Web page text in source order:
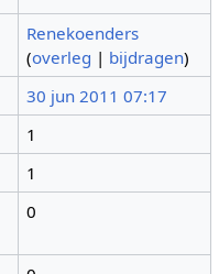
Renekoenders
(overleg | bijdragen)
30 jun 2011 07:17
1
1
0